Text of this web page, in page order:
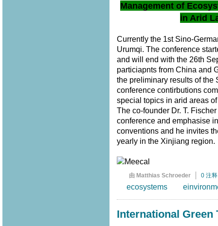
Management of
in Arid
Currently the 1st Sino-
Urumqi. The conference
and will end with the 26th
particiapnts from China and
the preliminary results of the
conference contirbutions
special topics in arid areas
The co-founder Dr. T.
conference and emphasise
conventions and he invites
yearly in the Xinjiang
由 Matthias Schroeder 0 注释
ecosystems
International Green